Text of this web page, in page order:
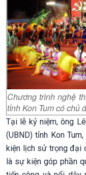
Chương trình nghệ
tỉnh Kon Tum có chủ
Tại lễ kỷ niệm, ông
(UBND) tỉnh Kon
kiện lịch sử trọng đại
là sự kiện góp phần